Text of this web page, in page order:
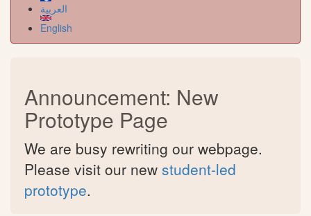
العربية
English
Announcement: New
Prototype Page
We are busy rewriting our webpage.
Please visit our new student-led
prototype.